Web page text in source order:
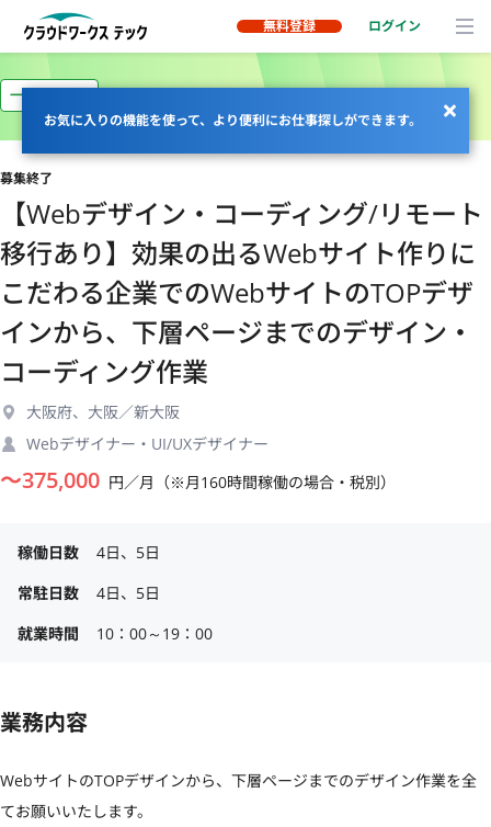
無料登録 ログイン
お気に入りの機能を使って、より便利にお仕事探しができます。
一部リモート
募集終了
【Webデザイン・コーディング/リモート
移行あり】効果の出るWebサイト作りに
こだわる企業でのWebサイトのTOPデザ
インから、下層ページまでのデザイン・
コーディング作業
大阪府、大阪／新大阪
Webデザイナー・UI/UXデザイナー
〜375,000 円／月（※月160時間稼働の場合・税別）
稼働日数
4日、5日
常駐日数
4日、5日
就業時間
10：00～19：00
業務内容
WebサイトのTOPデザインから、下層ページまでのデザイン作業を全
てお願いいたします。